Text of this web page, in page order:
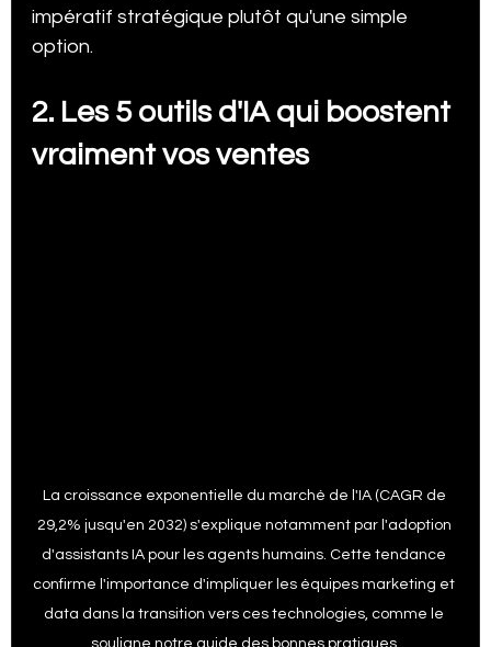
impératif stratégique plutôt qu'une simple
option.
2. Les 5 outils d'IA qui boostent
vraiment vos ventes
La croissance exponentielle du marché de l'IA (CAGR de
29,2% jusqu'en 2032) s'explique notamment par l'adoption
d'assistants IA pour les agents humains. Cette tendance
confirme l'importance d'impliquer les équipes marketing et
data dans la transition vers ces technologies, comme le